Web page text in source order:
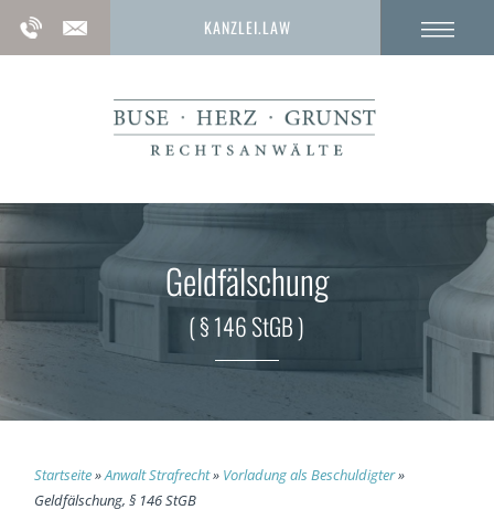
KANZLEI.LAW
Geldfälschung
( § 146 StGB )
Startseite»Anwalt Strafrecht» Vorladung als Beschuldigter»
Geldfälschung, § 146 StGB